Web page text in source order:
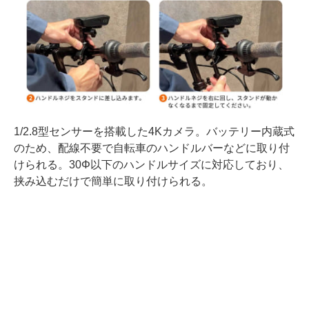
1/2.8型センサーを搭載した4Kカメラ。バッテリー内蔵式
のため、配線不要で自転車のハンドルバーなどに取り付
けられる。30Φ以下のハンドルサイズに対応しており、
挟み込むだけで簡単に取り付けられる。